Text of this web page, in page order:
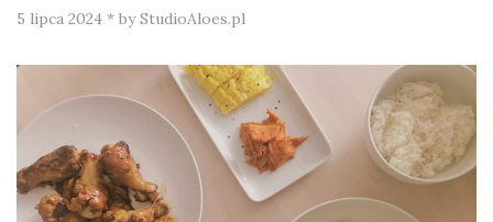
5 lipca 2024 * by StudioAloes.pl